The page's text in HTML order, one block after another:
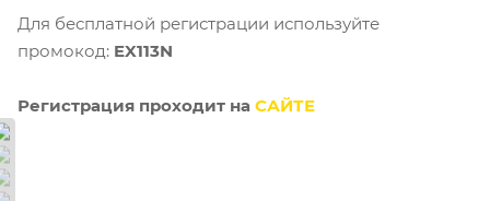
Для бесплатной регистрации используйте
промокод: EX113N
Регистрация проходит на САЙТЕ